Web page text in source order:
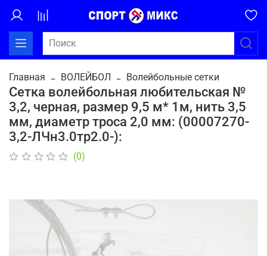
Главная ВОЛЕЙБОЛ Волейбольные сетки
Сетка волейбольная любительская №
3,2, черная, размер 9,5 м* 1м, нить 3,5
мм, диаметр троса 2,0 мм: (00007270-
3,2-ЛЧн3.0тр2.0-):
(0)